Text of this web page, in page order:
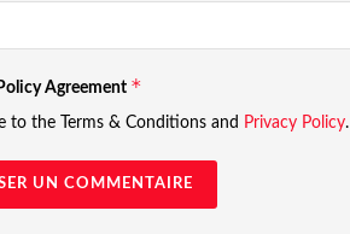
Agreement *
to the Terms & Conditions and Privacy Policy.